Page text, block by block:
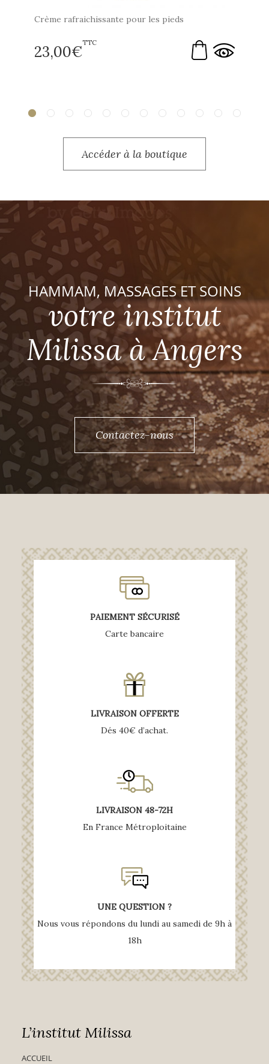
Crème rafraichissante pour les pieds
23,00€TTC
Accéder à la boutique
HAMMAM, MASSAGES ET SOINS
votre institut
Milissa à Angers
Contactez-nous
PAIEMENT SÉCURISÉ
Carte bancaire
LIVRAISON OFFERTE
Dés 40€ d’achat.
LIVRAISON 48-72H
En France Métroploitaine
UNE QUESTION ?
Nous vous répondons du lundi au samedi de 9h à
18h
L’institut Milissa
ACCUEIL